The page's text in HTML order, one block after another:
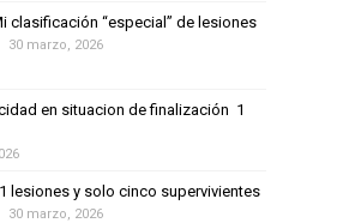
clasificación “especial” de lesiones
30 marzo, 2026
en situacion de finalización 1
lesiones y solo cinco supervivientes
30 marzo, 2026